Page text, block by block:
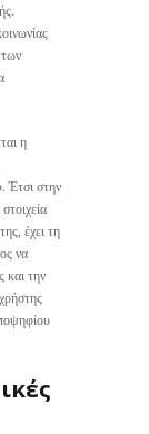
των
η
Έτσι στην
έχει τη
να
και την